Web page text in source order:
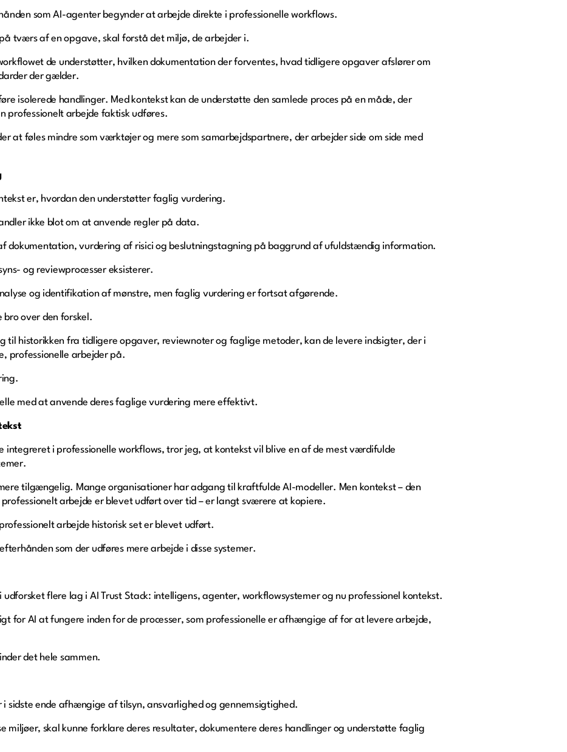
som AI-agenter begynder at arbejde direkte i professionelle workflows.
tværs af en opgave, skal forstå det miljø, de arbejder i.
de understøtter, hvilken dokumentation der forventes, hvad tidligere opgaver afslører om
der gælder.
isolerede handlinger. Med kontekst kan de understøtte den samlede proces på en måde, der
professionelt arbejde faktisk udføres.
at føles mindre som værktøjer og mere som samarbejdspartnere, der arbejder side om side med
er, hvordan den understøtter faglig vurdering.
ikke blot om at anvende regler på data.
dokumentation, vurdering af risici og beslutningstagning på baggrund af ufuldstændig information.
og reviewprocesser eksisterer.
og identifikation af mønstre, men faglig vurdering er fortsat afgørende.
over den forskel.
til historikken fra tidligere opgaver, reviewnoter og faglige metoder, kan de levere indsigter, der i
professionelle arbejder på.
med at anvende deres faglige vurdering mere effektivt.
integreret i professionelle workflows, tror jeg, at kontekst vil blive en af de mest værdifulde
tilgængelig. Mange organisationer har adgang til kraftfulde AI-modeller. Men kontekst – den
arbejde er blevet udført over tid – er langt sværere at kopiere.
arbejde historisk set er blevet udført.
som der udføres mere arbejde i disse systemer.
udforsket flere lag i AI Trust Stack: intelligens, agenter, workflowsystemer og nu professionel kontekst.
for AI at fungere inden for de processer, som professionelle er afhængige af for at levere arbejde,
det hele sammen.
i sidste ende afhængige af tilsyn, ansvarlighed og gennemsigtighed.
miljøer, skal kunne forklare deres resultater, dokumentere deres handlinger og understøtte faglig